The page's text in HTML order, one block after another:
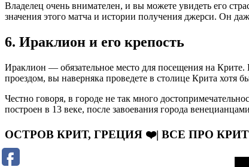
Владелец очень внимателен, и вы можете увидеть его
значения этого матча и истории получения джерси. Он
6. Ираклион и его крепость
Ираклион — обязательное место для посещения на
проездом, вы наверняка проведете в столице Крита хотя
Честно говоря, в городе не так много
построен в 13 веке, после завоевания города
ОСТРОВ КРИТ, ГРЕЦИЯ ❤️| ВСЕ ПРО